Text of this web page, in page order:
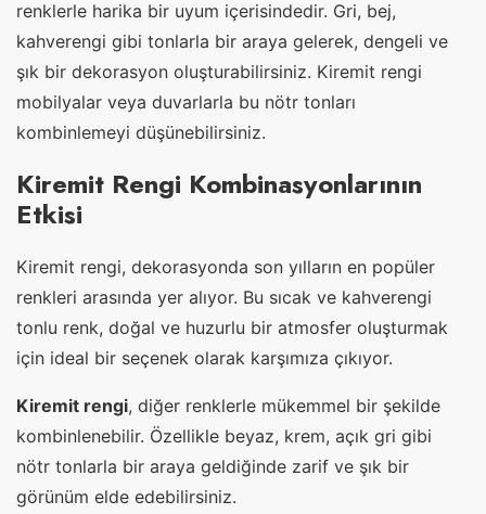
renklerle harika bir uyum içerisindedir. Gri, bej,
kahverengi gibi tonlarla bir araya gelerek, dengeli ve
şık bir dekorasyon oluşturabilirsiniz. Kiremit rengi
mobilyalar veya duvarlarla bu nötr tonları
kombinlemeyi düşünebilirsiniz.
Kiremit Rengi Kombinasyonlarının
Etkisi
Kiremit rengi, dekorasyonda son yılların en popüler
renkleri arasında yer alıyor. Bu sıcak ve kahverengi
tonlu renk, doğal ve huzurlu bir atmosfer oluşturmak
için ideal bir seçenek olarak karşımıza çıkıyor.
Kiremit rengi, diğer renklerle mükemmel bir şekilde
kombinlenebilir. Özellikle beyaz, krem, açık gri gibi
nötr tonlarla bir araya geldiğinde zarif ve şık bir
görünüm elde edebilirsiniz.